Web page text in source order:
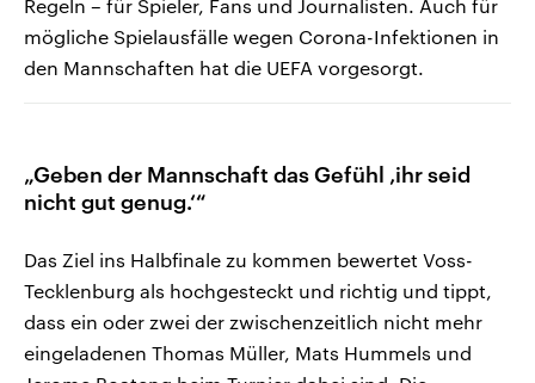
Regeln – für Spieler, Fans und Journalisten. Auch für
mögliche Spielausfälle wegen Corona-Infektionen in
den Mannschaften hat die UEFA vorgesorgt.
„Geben der Mannschaft das Gefühl ‚ihr seid
nicht gut genug.‘“
Das Ziel ins Halbfinale zu kommen bewertet Voss-
Tecklenburg als hochgesteckt und richtig und tippt,
dass ein oder zwei der zwischenzeitlich nicht mehr
eingeladenen Thomas Müller, Mats Hummels und